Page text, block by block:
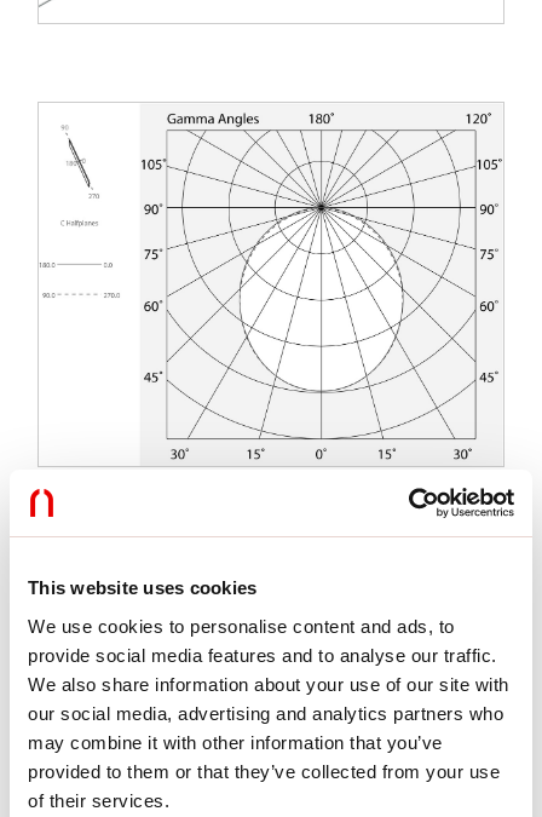
This website uses cookies
We use cookies to personalise content and ads, to
provide social media features and to analyse our traffic.
We also share information about your use of our site with
our social media, advertising and analytics partners who
may combine it with other information that you’ve
provided to them or that they’ve collected from your use
of their services.
Type installation:
ENCASTRABLE EN PLAQUE DE PLÂTRE
Émission:
DIRECTE
Optique:
OPALE
A:
120mm
H:
12.5mm
Fabriqué en:
ITALY
Garantie:
5 ans